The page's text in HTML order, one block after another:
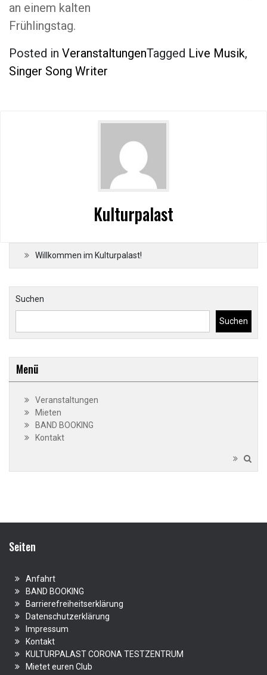
an einem kalten
Frühlingstag.
Posted in VeranstaltungenTagged Live Musik,
Singer Song Writer
Kulturpalast
Willkommen im Kulturpalast!
Suchen
Suchen
Menü
Veranstaltungen
Mieten
BAND BOOKING
Kontakt
Seiten
Anfahrt
BAND BOOKING
Barrierefreiheitserklärung
Datenschutzerklärung
Impressum
Kontakt
KULTURPALAST CORONA TESTZENTRUM
Mietet euren Club